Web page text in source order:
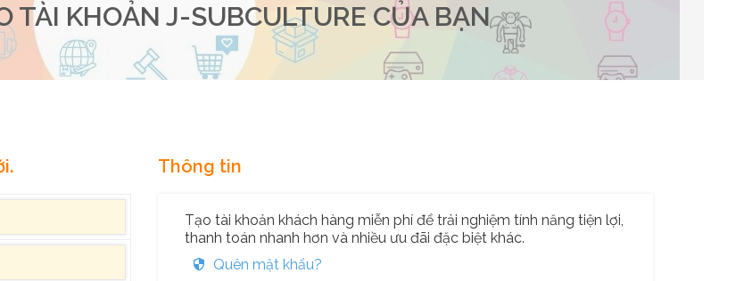
TÀI KHOẢN J-SUBCULTURE CỦA BẠN
Thông tin
Tạo tài khoản khách hàng miễn phí để trải nghiệm tính năng tiện lợi,
thanh toán nhanh hơn và nhiều ưu đãi đặc biệt khác.
Quên mật khẩu?